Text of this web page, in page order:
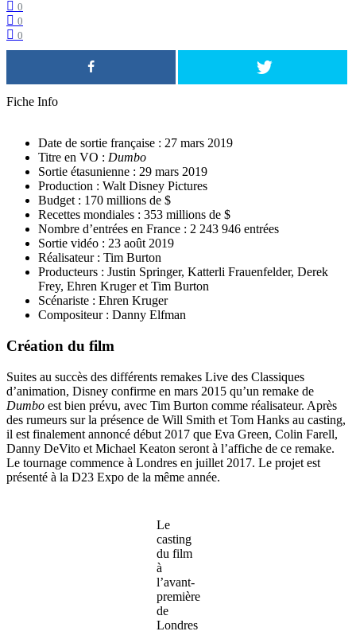
0
0
0
Fiche Info
Date de sortie française : 27 mars 2019
Titre en VO : Dumbo
Sortie étasunienne : 29 mars 2019
Production : Walt Disney Pictures
Budget : 170 millions de $
Recettes mondiales : 353 millions de $
Nombre d’entrées en France : 2 243 946 entrées
Sortie vidéo : 23 août 2019
Réalisateur : Tim Burton
Producteurs : Justin Springer, Katterli Frauenfelder, Derek
Frey, Ehren Kruger et Tim Burton
Scénariste : Ehren Kruger
Compositeur : Danny Elfman
Création du film
Suites au succès des différents remakes Live des Classiques
d’animation, Disney confirme en mars 2015 qu’un remake de
Dumbo est bien prévu, avec Tim Burton comme réalisateur. Après
des rumeurs sur la présence de Will Smith et Tom Hanks au casting,
il est finalement annoncé début 2017 que Eva Green, Colin Farell,
Danny DeVito et Michael Keaton seront à l’affiche de ce remake.
Le tournage commence à Londres en juillet 2017. Le projet est
présenté à la D23 Expo de la même année.
Le
casting
du film
à
l’avant-
première
de
Londres